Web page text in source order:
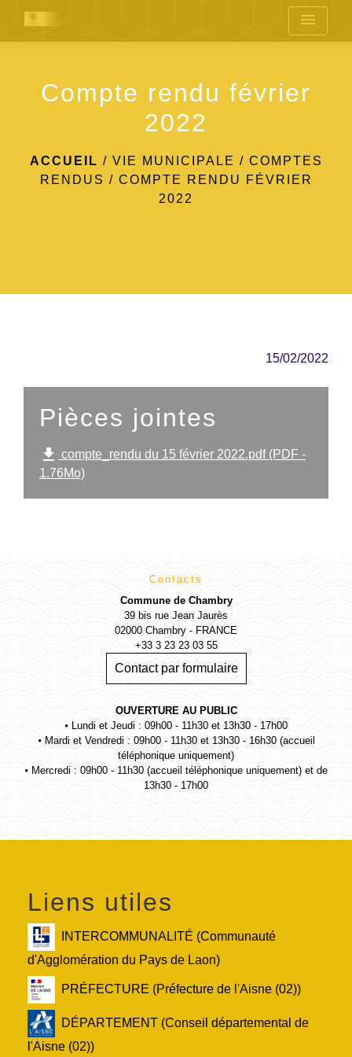
menu
Compte rendu février
2022
ACCUEIL / VIE MUNICIPALE / COMPTES
RENDUS / COMPTE RENDU FÉVRIER
2022
15/02/2022
Pièces jointes
file_download compte_rendu du 15 février 2022.pdf (PDF -
1.76Mo)
Contacts
Commune de Chambry
39 bis rue Jean Jaurès
02000 Chambry - FRANCE
+33 3 23 23 03 55
Contact par formulaire
OUVERTURE AU PUBLIC
⦁ Lundi et Jeudi : 09h00 - 11h30 et 13h30 - 17h00
⦁ Mardi et Vendredi : 09h00 - 11h30 et 13h30 - 16h30 (accueil
téléphonique uniquement)
⦁ Mercredi : 09h00 - 11h30 (accueil téléphonique uniquement) et de
13h30 - 17h00
Liens utiles
INTERCOMMUNALITÉ (Communauté
d'Agglomération du Pays de Laon)
PRÉFECTURE (Préfecture de l'Aisne (02))
DÉPARTEMENT (Conseil départemental de
l'Aisne (02))